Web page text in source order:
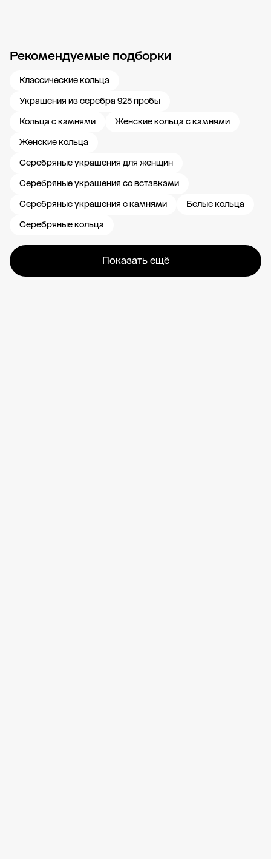
Рекомендуемые подборки
Классические кольца
Украшения из серебра 925 пробы
Кольца с камнями
Женские кольца с камнями
Женские кольца
Серебряные украшения для женщин
Серебряные украшения со вставками
Серебряные украшения с камнями
Белые кольца
Серебряные кольца
Показать ещё
Новости компании Журнал ЗОЛОТОЙ Блог